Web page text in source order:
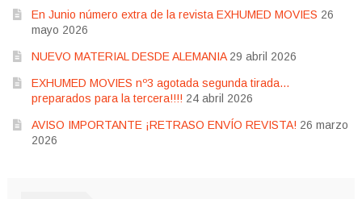
En Junio número extra de la revista EXHUMED MOVIES 26
mayo 2026
NUEVO MATERIAL DESDE ALEMANIA 29 abril 2026
EXHUMED MOVIES nº3 agotada segunda tirada…
preparados para la tercera!!!! 24 abril 2026
AVISO IMPORTANTE ¡RETRASO ENVÍO REVISTA! 26 marzo
2026